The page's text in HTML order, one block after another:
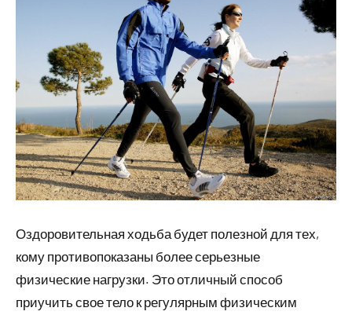
Оздоровительная ходьба будет полезной для тех,
кому противопоказаны более серьезные
физические нагрузки. Это отличный способ
приучить свое тело к регулярным физическим